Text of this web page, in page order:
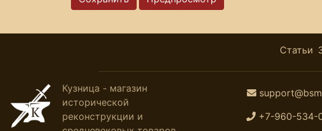
Статьи
Кузница - магазин
исторической
реконструкции и
+7-960-534-